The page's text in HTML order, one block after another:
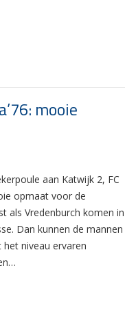
mooie
aan Katwijk 2, FC
opmaat voor de
als Vredenburch komen in
Dan kunnen de mannen
niveau ervaren